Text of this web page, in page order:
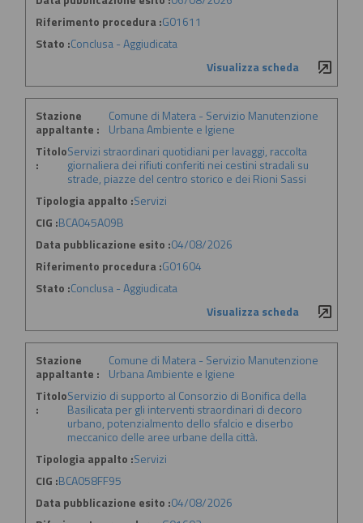
Riferimento procedura :G01611
Stato :Conclusa - Aggiudicata
Visualizza scheda
Stazione
appaltante :
Comune di Matera - Servizio Manutenzione
Urbana Ambiente e Igiene
Titolo
:
Servizi straordinari quotidiani per lavaggi, raccolta
giornaliera dei rifiuti conferiti nei cestini stradali su
strade, piazze del centro storico e dei Rioni Sassi
Tipologia appalto :Servizi
CIG :BCA045A09B
Data pubblicazione esito :04/08/2026
Riferimento procedura :G01604
Stato :Conclusa - Aggiudicata
Visualizza scheda
Stazione
appaltante :
Comune di Matera - Servizio Manutenzione
Urbana Ambiente e Igiene
Titolo
:
Servizio di supporto al Consorzio di Bonifica della
Basilicata per gli interventi straordinari di decoro
urbano, potenzialmento dello sfalcio e diserbo
meccanico delle aree urbane della città.
Tipologia appalto :Servizi
CIG :BCA058FF95
Data pubblicazione esito :04/08/2026